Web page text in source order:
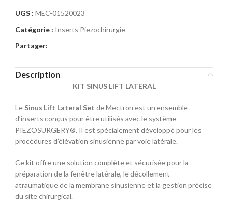
UGS : MEC-01520023
Catégorie : Inserts Piezochirurgie
Partager:
Description
KIT SINUS LIFT LATERAL
Le Sinus Lift Lateral Set deMectron est un ensemble
d’inserts conçus pour être utilisés avec le système
PIEZOSURGERY®. Il est spécialement développé pour les
procédures d’élévation sinusienne par voie latérale.
Ce kit offre une solution complète et sécurisée pour la
préparation de la fenêtre latérale, le décollement
atraumatique de la membrane sinusienne et la gestion précise
du site chirurgical.